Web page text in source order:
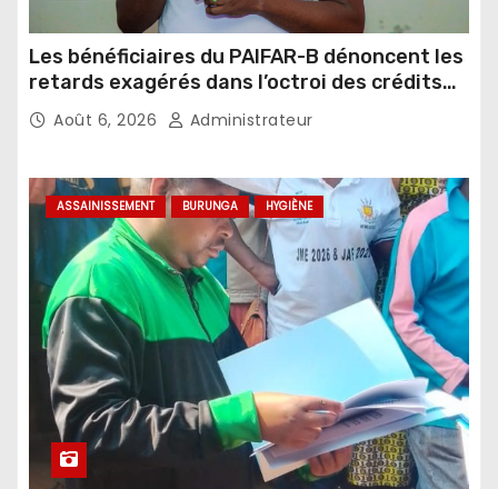
Les bénéficiaires du PAIFAR-B dénoncent les
retards exagérés dans l’octroi des crédits
agricoles
Août 6, 2026 Administrateur
ASSAINISSEMENT BURUNGA HYGIÈNE